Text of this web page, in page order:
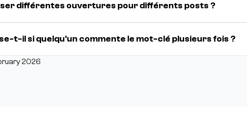
différentes ouvertures pour différents posts ?
t-il si quelqu'un commente le mot-clé plusieurs fois ?
2026